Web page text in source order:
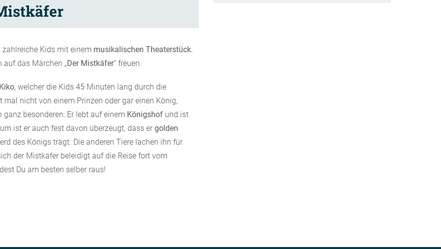
Kids mit einem musikalischen Theaterstück.
das Märchen „Der Mistkäfer“ freuen.
, welcher die Kids 45 Minuten lang durch die
nicht von einem Prinzen oder gar einen König,
besonderen: Er lebt auf einem Königshof und ist
ist er auch fest davon überzeugt, dass er golden
des Königs trägt. Die anderen Tiere lachen ihn für
der Mistkäfer beleidigt auf die Reise fort vom
Du am besten selber raus!